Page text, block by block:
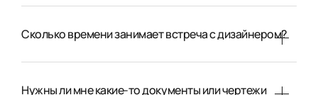
Сколько времени занимает встреча с дизайнером?
Нужны ли мне какие-то документы или чертежи